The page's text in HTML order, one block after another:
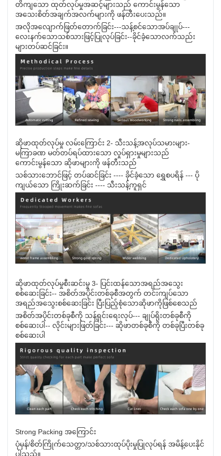
တိကျသော ထုတ်လုပ်မှုအဆင့်များသည် ကောင်းမွန်သော
အသေးစိတ်အချက်အလက်များကို ဖန်တီးပေးသည်။
အလိုအလျောက်ဖြတ်တောက်ခြင်း---သန့်စင်သောအပ်ချုပ်---
လေးနက်သောသစ်သားဖြင့်ပြုလုပ်ခြင်း--ခိုင်ခံ့သောလက်သည်း
များတပ်ဆင်ခြင်း။
ဆိုဖာထုတ်လုပ်မှု လမ်းကြောင်း 2- သီးသန့်အလုပ်သမားများ-
မကြာခဏ မတ်တပ်ရပ်ထားသော လှုပ်ရှားမှုများသည်
ကောင်းမွန်သော ဆိုဖာများကို ဖန်တီးသည်
သစ်သားဘောင်ဖြင့် တပ်ဆင်ခြင်း ---- ခိုင်ခံ့သော ရွှေစပရိန် --- ပို
ကျယ်သော ကြိုးဆက်ခြင်း ---- သီးသန့်ကူရှင်
ဆိုဖာထုတ်လုပ်မှုစီးဆင်းမှု 3- ပြင်းထန်သောအရည်အသွေး
စစ်ဆေးခြင်း-- အစိတ်အပိုင်းတစ်ခုစီအတွက် တင်းကျပ်သော
အရည်အသွေးစစ်ဆေးခြင်း ပြီးပြည့်စုံသောဆိုဖာကိုဖြစ်စေသည်
အစိတ်အပိုင်းတစ်ခုစီကို သန့်ရှင်းရေးလုပ်--- ချုပ်ရိုးတစ်ခုစီကို
စစ်ဆေးပါ-- လိုင်းများဖြတ်ခြင်း--- ဆိုဖာတစ်ခုစီကို တစ်ခုပြီးတစ်ခု
စစ်ဆေးပါ
Strong Packing အကြောင်း
ပုံမှန်/စိတ်ကြိုက်သေတ္တာ/သစ်သားထုပ်ပိုးမှုပြုလုပ်ရန် အမိန့်ပေးနိုင်
ပါသည်။